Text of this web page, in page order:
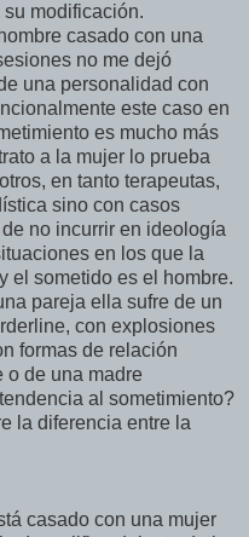
modificación.
casado con una
no me dejó
una personalidad con
este caso en
es mucho más
a la mujer lo prueba
en tanto terapeutas,
sino con casos
no incurrir en ideología
en los que la
el sometido es el hombre.
pareja ella sufre de un
con explosiones
formas de relación
o de una madre
al sometimiento?
la diferencia entre la
casado con una mujer